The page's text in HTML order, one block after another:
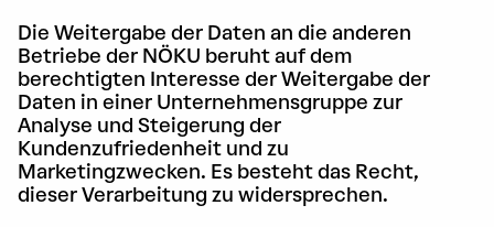
Die Weitergabe der Daten an die anderen
Betriebe der NÖKU beruht auf dem
berechtigten Interesse der Weitergabe der
Daten in einer Unternehmensgruppe zur
Analyse und Steigerung der
Kundenzufriedenheit und zu
Marketingzwecken. Es besteht das Recht,
dieser Verarbeitung zu widersprechen.